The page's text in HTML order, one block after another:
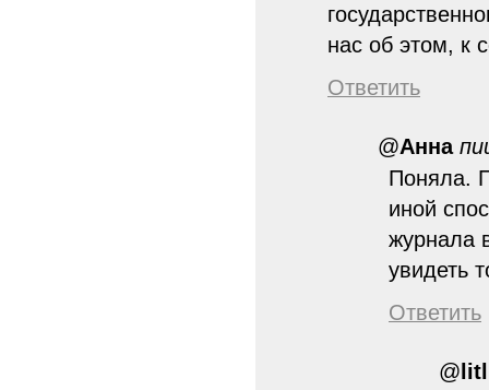
нас об этом, к
Ответить
@Анна
Поняла.
иной
журнала
увидеть
Ответить
@